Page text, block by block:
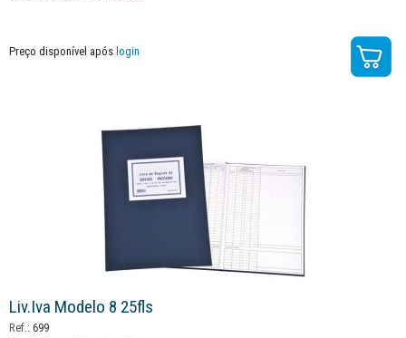
Preço disponível após login
Liv.iva Modelo 8 25fls
Ref.: 699